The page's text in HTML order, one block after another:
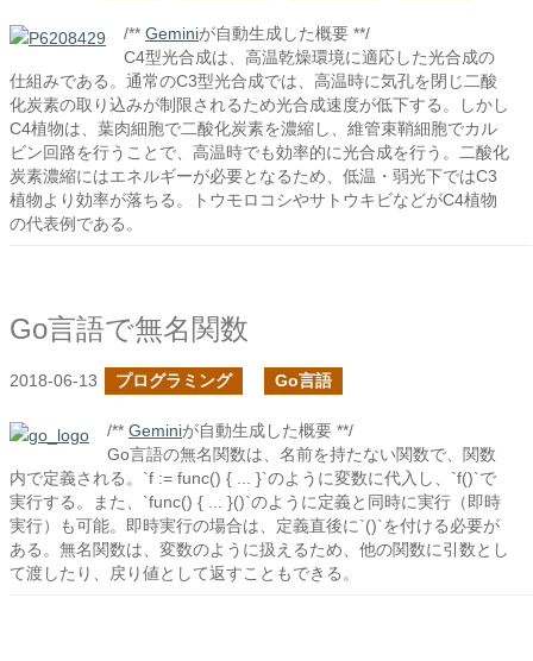
/** Geminiが自動生成した概要 **/
C4型光合成は、高温乾燥環境に適応した光合成の
仕組みである。通常のC3型光合成では、高温時に気孔を閉じ二酸
化炭素の取り込みが制限されるため光合成速度が低下する。しかし
C4植物は、葉肉細胞で二酸化炭素を濃縮し、維管束鞘細胞でカル
ビン回路を行うことで、高温時でも効率的に光合成を行う。二酸化
炭素濃縮にはエネルギーが必要となるため、低温・弱光下ではC3
植物より効率が落ちる。トウモロコシやサトウキビなどがC4植物
の代表例である。
Go言語で無名関数
2018-06-13 プログラミング Go言語
/** Geminiが自動生成した概要 **/
Go言語の無名関数は、名前を持たない関数で、関数
内で定義される。`f := func() { ... }`のように変数に代入し、`f()`で
実行する。また、`func() { ... }()`のように定義と同時に実行（即時
実行）も可能。即時実行の場合は、定義直後に`()`を付ける必要が
ある。無名関数は、変数のように扱えるため、他の関数に引数とし
て渡したり、戻り値として返すこともできる。